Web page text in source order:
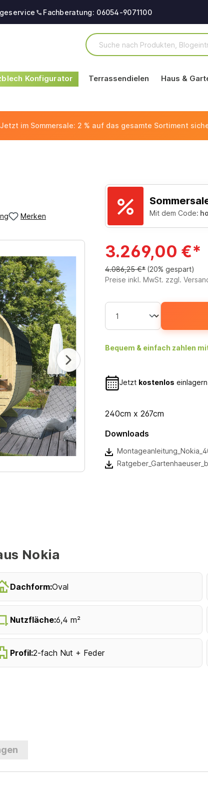
Fachberatung: 06054-9071100
Konfigurator Terrassendielen Haus &
Jetzt im Sommersale: 2 % auf das gesamte Sortiment
Merken Mit dem Code:
3.269,00 €*
4.086,25 €* (20% gespart)
Preise inkl. MwSt. zzgl.
Bequem & einfach zahlen
Jetzt kostenlos
240cm x 267cm
Downloads
Nokia
Dachform:Oval
Nutzfläche:6,4 m²
Profil:2-fach Nut + Feder